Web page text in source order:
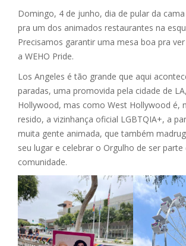
Domingo, 4 de junho, dia de pular da
pra um dos animados restaurantes na
Precisamos garantir uma mesa boa pra
a WEHO Pride.
Los Angeles é tão grande que aqui
paradas, uma promovida pela cidade de
Hollywood, mas como West Hollywood é,
resido, a vizinhança oficial LGBTQIA+, a
muita gente animada, que também
seu lugar e celebrar o Orgulho de ser parte
comunidade.